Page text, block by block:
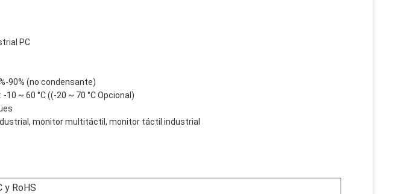
PC
90% (no condensante)
~ 60 °C ((-20 ~ 70 °C Opcional)
monitor multitáctil, monitor táctil industrial
y RoHS